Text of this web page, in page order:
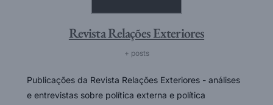
Revista Relações Exteriores
+ posts
Publicações da Revista Relações Exteriores - análises
e entrevistas sobre política externa e política